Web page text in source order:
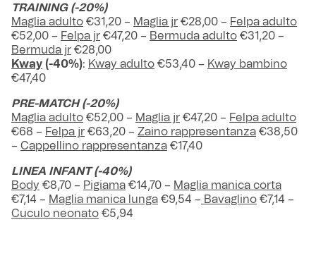
TRAINING (-20%)
Maglia adulto €31,20 – Maglia jr €28,00 – Felpa adulto
€52,00 – Felpa jr €47,20 – Bermuda adulto €31,20 –
Bermuda jr €28,00
Kway (-40%): Kway adulto €53,40 – Kway bambino
€47,40
PRE-MATCH (-20%)
Maglia adulto €52,00 – Maglia jr €47,20 – Felpa adulto
€68 – Felpa jr €63,20 – Zaino rappresentanza €38,50
– Cappellino rappresentanza €17,40
LINEA INFANT (-40%)
Body €8,70 – Pigiama €14,70 – Maglia manica corta
€7,14 – Maglia manica lunga €9,54 – Bavaglino €7,14 –
Cuculo neonato €5,94